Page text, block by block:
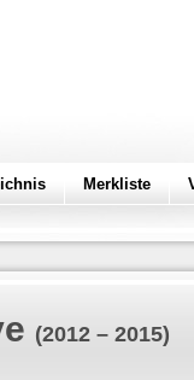
Merkliste
(2012 – 2015)